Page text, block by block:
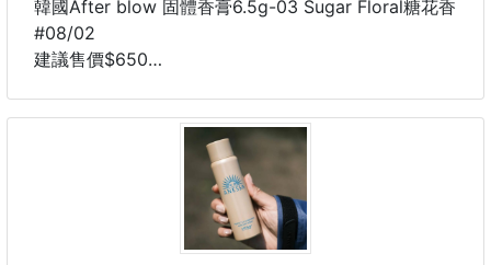
會隨著收納物品、束口鬆緊與背法不同，自然變換不同
點，稍微整理包型，又是另一種風格，一個包就能搭配
除了編織提把，還附有可拆式長背帶，肩背、斜背自由
切換，通勤、逛街、旅行都非常
韓國After blow 固體香膏6.5g-03 Sugar Floral糖花香
#08/02
建議售價$650
🔸零售不能低於：$650/個
今年最值得關注的韓國小眾香氛～絕對是 After
質感與調香好到連台灣指標性百貨都爭相邀請設櫃！